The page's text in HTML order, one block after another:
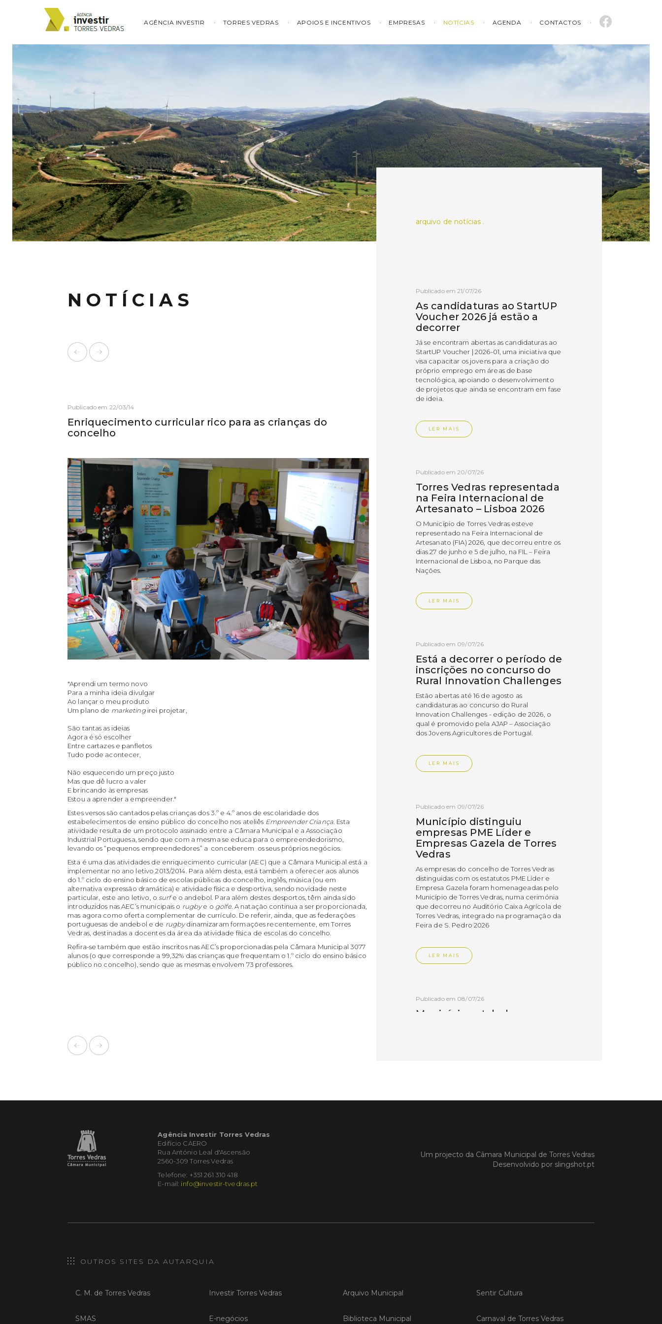
AGÊNCIA INVESTIR TORRES VEDRAS APOIOS E INCENTIVOS EMPRESAS NOTÍCIAS AGENDA CONTACTOS
NOTÍCIAS
Publicado em 22/03/14
Enriquecimento curricular rico para as crianças do
concelho
"Aprendi um termo novo
Para a minha ideia divulgar
Ao lançar o meu produto
Um plano de marketingirei projetar,
São tantas as ideias
Agora é só escolher
Entre cartazes e panfletos
Tudo pode acontecer,
Não esquecendo um preço justo
Mas que dê lucro a valer
E brincando às empresas
Estou a aprender a empreender."
Estes versos são cantados pelas crianças dos 3.º e 4.º anos de escolaridade dos
estabelecimentos de ensino público do concelho nos ateliês Empreender Criança. Esta
atividade resulta de um protocolo assinado entre a Câmara Municipal e a Associação
Industrial Portuguesa, sendo que com a mesma se educa para o empreendedorismo,
levando os “pequenos empreendedores” a conceberem os seus próprios negócios.
Esta é uma das atividades de enriquecimento curricular (AEC) que a Câmara Municipal está a
implementar no ano letivo 2013/2014. Para além desta, está também a oferecer aos alunos
do 1.º ciclo do ensino básico de escolas públicas do concelho, inglês, música (ou em
alternativa expressão dramática) e atividade física e desportiva, sendo novidade neste
particular, este ano letivo, osurfe o andebol. Para além destes desportos, têm ainda sido
introduzidos nas AEC’s municipais o rugbye o golfe. A natação continua a ser proporcionada,
mas agora como oferta complementar de currículo. De referir, ainda, que as federações
portuguesas de andebol e de rugbydinamizaram formações recentemente, em Torres
Vedras, destinadas a docentes da área da atividade física de escolas do concelho.
Refira-se também que estão inscritos nas AEC’s proporcionadas pela Câmara Municipal 3077
alunos (o que corresponde a 99,32% das crianças que frequentam o 1.º ciclo do ensino básico
público no concelho), sendo que as mesmas envolvem 73 professores.
arquivo de notícias .
Publicado em 21/07/26
As candidaturas ao StartUP
Voucher 2026 já estão a
decorrer
Já se encontram abertas as candidaturas ao
StartUP Voucher | 2026-01, uma iniciativa que
visa capacitar os jovens para a criação do
próprio emprego em áreas de base
tecnológica, apoiando o desenvolvimento
de projetos que ainda se encontram em fase
de ideia.
LER MAIS
Publicado em 20/07/26
Torres Vedras representada
na Feira Internacional de
Artesanato – Lisboa 2026
O Município de Torres Vedras esteve
representado na Feira Internacional de
Artesanato (FIA) 2026, que decorreu entre os
dias 27 de junho e 5 de julho, na FIL – Feira
Internacional de Lisboa, no Parque das
Nações.
LER MAIS
Publicado em 09/07/26
Está a decorrer o período de
inscrições no concurso do
Rural Innovation Challenges
Estão abertas até 16 de agosto as
candidaturas ao concurso do Rural
Innovation Challenges - edição de 2026, o
qual é promovido pela AJAP – Associação
dos Jovens Agricultores de Portugal.
LER MAIS
Publicado em 09/07/26
Município distinguiu
empresas PME Líder e
Empresas Gazela de Torres
Vedras
As empresas do concelho de Torres Vedras
distinguidas com os estatutos PME Líder e
Empresa Gazela foram homenageadas pelo
Município de Torres Vedras, numa cerimónia
que decorreu no Auditório Caixa Agrícola de
Torres Vedras, integrado na programação da
Feira de S. Pedro 2026
LER MAIS
Publicado em 08/07/26
Município estabeleceu
Vedras regressou entre os dias 13 e 16 de abril,
Agência Investir Torres Vedras
Edifício CAERO
Rua António Leal d'Ascensão
2560-309 Torres Vedras
Telefone: +351 261 310 418
E-mail: info@investir-tvedras.pt
Um projecto da Câmara Municipal de Torres Vedras
Desenvolvido por slingshot.pt
OUTROS SITES DA AUTARQUIA
C. M. de Torres Vedras
SMAS
Investir Torres Vedras
E-negócios
Arquivo Municipal
Biblioteca Municipal
Sentir Cultura
Carnaval de Torres Vedras